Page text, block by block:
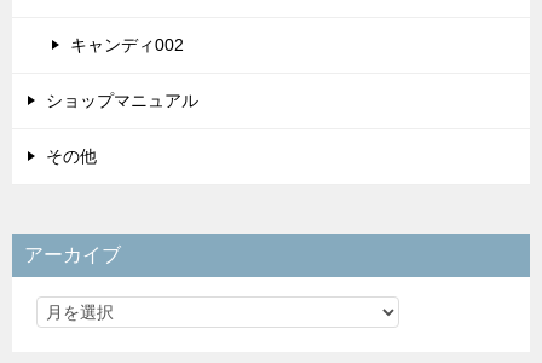
キャンディ002
ショップマニュアル
その他
アーカイブ